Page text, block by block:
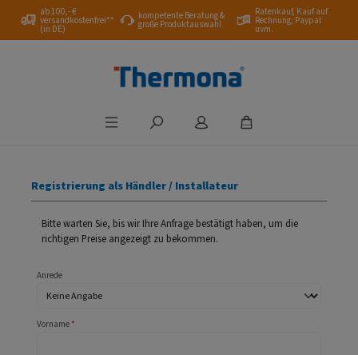
Zum Hauptinhalt springen
ab 100,- €
versandkostenfrei**
(in DE)
kompetente Beratung &
große Produktauswahl
Ratenkauf, Kauf auf
Rechnung, Paypal
uvm.
Registrierung als Händler / Installateur
Bitte warten Sie, bis wir Ihre Anfrage bestätigt haben, um die
richtigen Preise angezeigt zu bekommen.
Persönliche Informationen
Anrede
Vorname *